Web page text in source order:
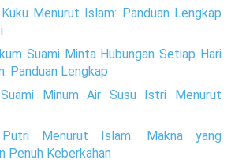
Menurut Islam: Panduan Lengkap
Suami Minta Hubungan Setiap Hari
Panduan Lengkap
Minum Air Susu Istri Menurut
Menurut Islam: Makna yang
Penuh Keberkahan